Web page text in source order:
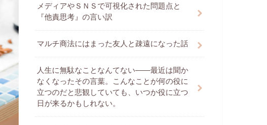
メディアやＳＮＳで可視化された問題点と
『他責思考』の言い訳
マルチ商法にはまった友人と疎遠になった話
人生に無駄なことなんてない――最近は聞か
なくなったその言葉。こんなことが何の役に
立つのだと悲観していても、いつか役に立つ
日が来るかもしれない。